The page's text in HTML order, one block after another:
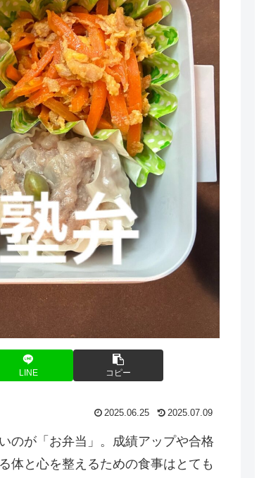
LINE コピー
2025.06.25 2025.07.09
のが「お弁当」。成績アップや合格
体と心を整えるための食事はとても